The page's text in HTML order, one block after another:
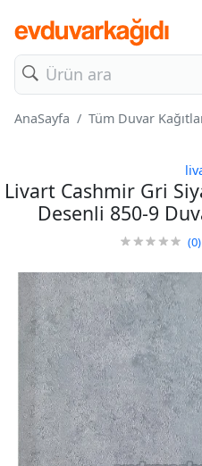
AnaSayfa Tüm Duvar
Livart Cashmir Gri
Desenli 850-9
(0)